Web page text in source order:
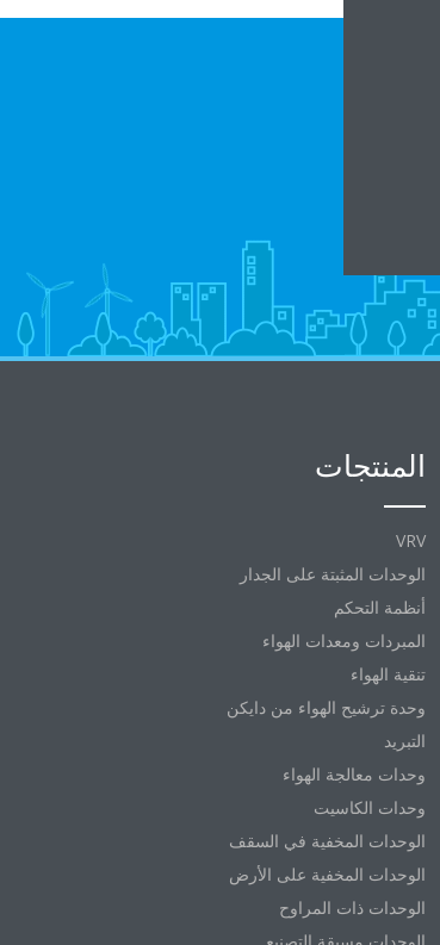
المنتجات
VRV
الوحدات المثبتة على الجدار
أنظمة التحكم
المبردات ومعدات الهواء
تنقية الهواء
وحدة ترشيح الهواء من دايكن
التبريد
وحدات معالجة الهواء
وحدات الكاسيت
الوحدات المخفية في السقف
الوحدات المخفية على الأرض
الوحدات ذات المراوح